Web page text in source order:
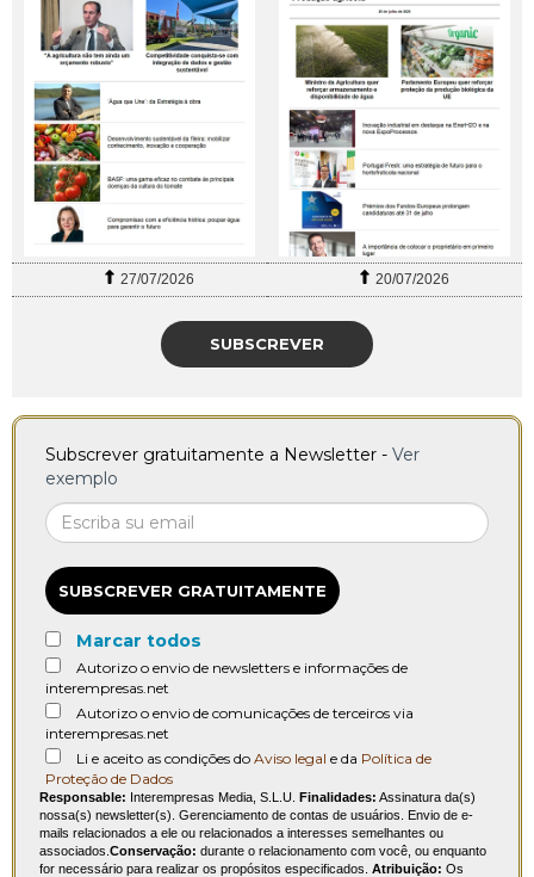
27/07/2026 20/07/2026
SUBSCREVER
Subscrever gratuitamente a Newsletter - Ver
exemplo
SUBSCREVER GRATUITAMENTE
Marcar todos
Autorizo o envio de newsletters e informações de
interempresas.net
Autorizo o envio de comunicações de terceiros via
interempresas.net
Li e aceito as condições do Aviso legal e da Política de
Proteção de Dados
Responsable: Interempresas Media, S.L.U. Finalidades: Assinatura da(s)
nossa(s) newsletter(s). Gerenciamento de contas de usuários. Envio de e-
mails relacionados a ele ou relacionados a interesses semelhantes ou
associados. Conservação: durante o relacionamento com você, ou enquanto
for necessário para realizar os propósitos especificados. Atribuição: Os